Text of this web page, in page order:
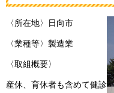
〈所在地〉日向市
〈業種等〉製造業
〈取組概要〉
産休、育休者も含めて健診